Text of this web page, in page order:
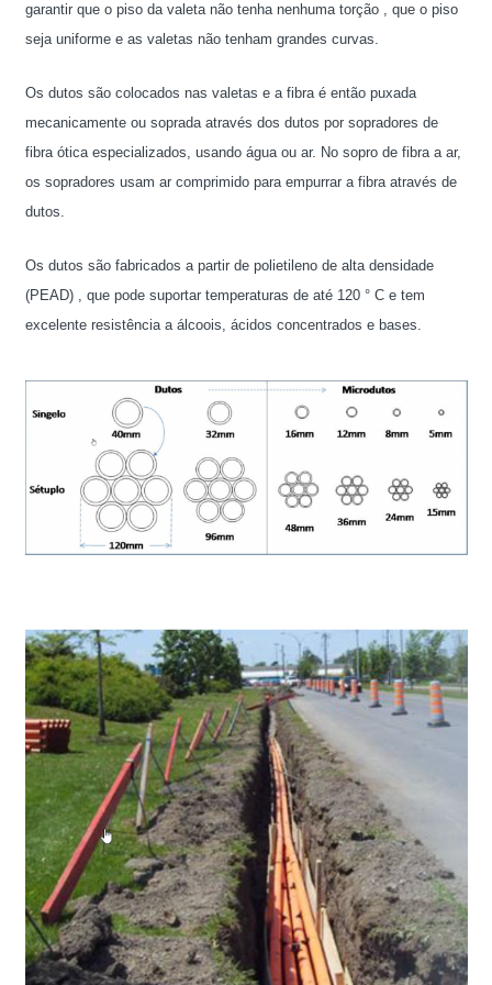
garantir que o piso da valeta não tenha nenhuma torção , que o piso
seja uniforme e as valetas não tenham grandes curvas.
Os dutos são colocados nas valetas e a fibra é então puxada
mecanicamente ou soprada através dos dutos por sopradores de
fibra ótica especializados, usando água ou ar. No sopro de fibra a ar,
os sopradores usam ar comprimido para empurrar a fibra através de
dutos.
Os dutos são fabricados a partir de polietileno de alta densidade
(PEAD) , que pode suportar temperaturas de até 120 ° C e tem
excelente resistência a álcoois, ácidos concentrados e bases.